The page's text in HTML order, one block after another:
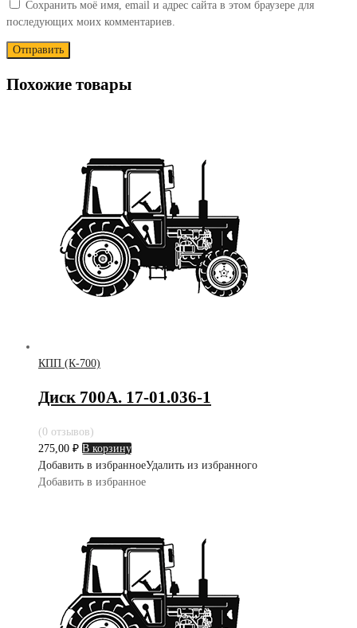
Сохранить моё имя, email и адрес сайта в этом браузере для
последующих моих комментариев.
Похожие товары
КПП (К-700)
Диск 700А. 17-01.036-1
(0 отзывов)
275,00 ₽ В корзину
Добавить в избранноеУдалить из избранного
Добавить в избранное